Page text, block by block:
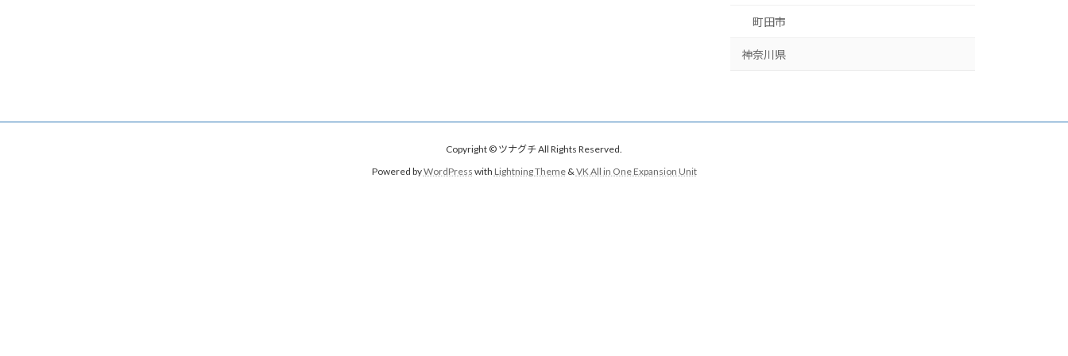
町田市
神奈川県
Copyright © ツナグチ All Rights Reserved.
Powered byWordPress with Lightning Theme& VK All in One Expansion Unit